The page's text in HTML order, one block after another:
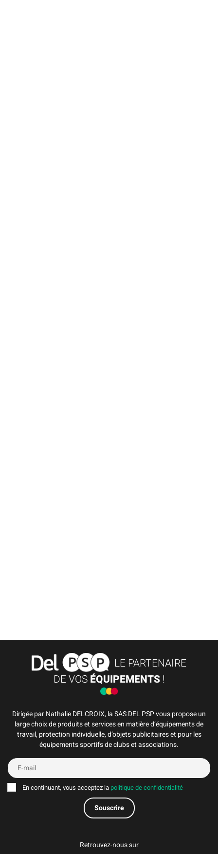
LE PARTENAIRE
DE VOSÉQUIPEMENTS!
Dirigée par Nathalie DELCROIX, la SAS DEL PSP vous propose un
large choix de produits et services en matière d’équipements de
travail, protection individuelle, d’objets publicitaires et pour les
équipements sportifs de clubs et associations.
En continuant, vous acceptez la politique de confidentialité
Retrouvez-nous sur